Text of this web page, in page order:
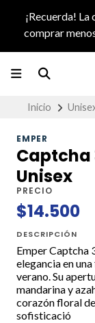
¡Recuerda!
comprar
Inicio
EMPER
Captcha
Unisex
PRECIO
$14.500
DESCRIPCIÓN
Emper Captcha
elegancia en
verano. Su
mandarina y
corazón floral
sofisticació